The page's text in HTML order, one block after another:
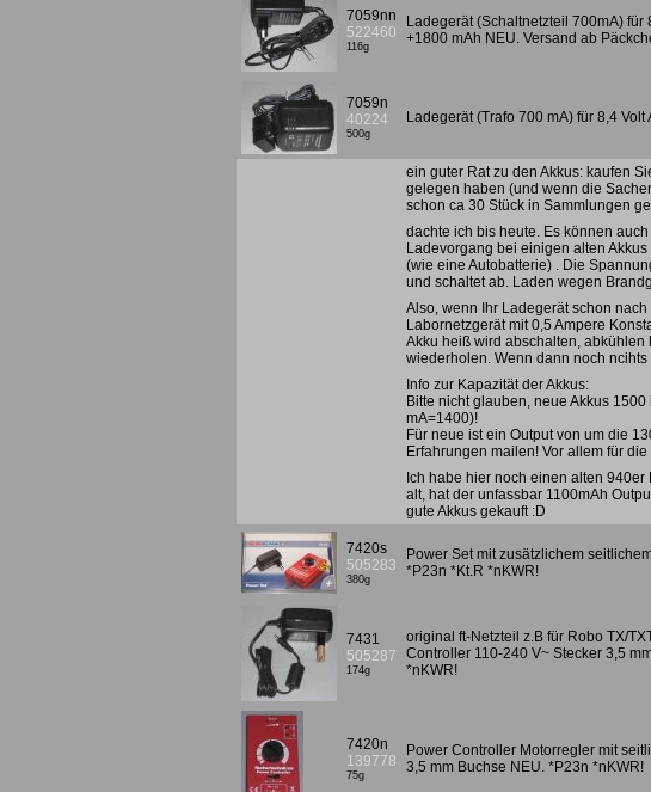
7059nn
522460
116g
Ladegerät (Schaltnetzteil 700mA) für
+1800 mAh NEU. Versand ab
7059n
40224
500g
Ladegerät (Trafo 700 mA) für 8,4
ein guter Rat zu den Akkus: kaufen
gelegen haben (und wenn die
schon ca 30 Stück in Sammlungen
dachte ich bis heute. Es können
Ladevorgang bei einigen alten
(wie eine Autobatterie) . Die
und schaltet ab. Laden wegen
Also, wenn Ihr Ladegerät schon
Labornetzgerät mit 0,5 Ampere
Akku heiß wird abschalten,
wiederholen. Wenn dann noch ncihts
Info zur Kapazität der Akkus:
Bitte nicht glauben, neue Akkus
mA=1400)!
Für neue ist ein Output von um die
Erfahrungen mailen! Vor allem für
Ich habe hier noch einen alten
alt, hat der unfassbar 1100mAh
gute Akkus gekauft :D
7420s
505283
380g
Power Set mit zusätzlichem
*P23n *Kt.R *nKWR!
7431
505287
174g
original ft-Netzteil z.B für Robo TX/
Controller 110-240 V~ Stecker 3,5
*nKWR!
7420n
139778
75g
Power Controller Motorregler mit
3,5 mm Buchse NEU. *P23n *nKWR!